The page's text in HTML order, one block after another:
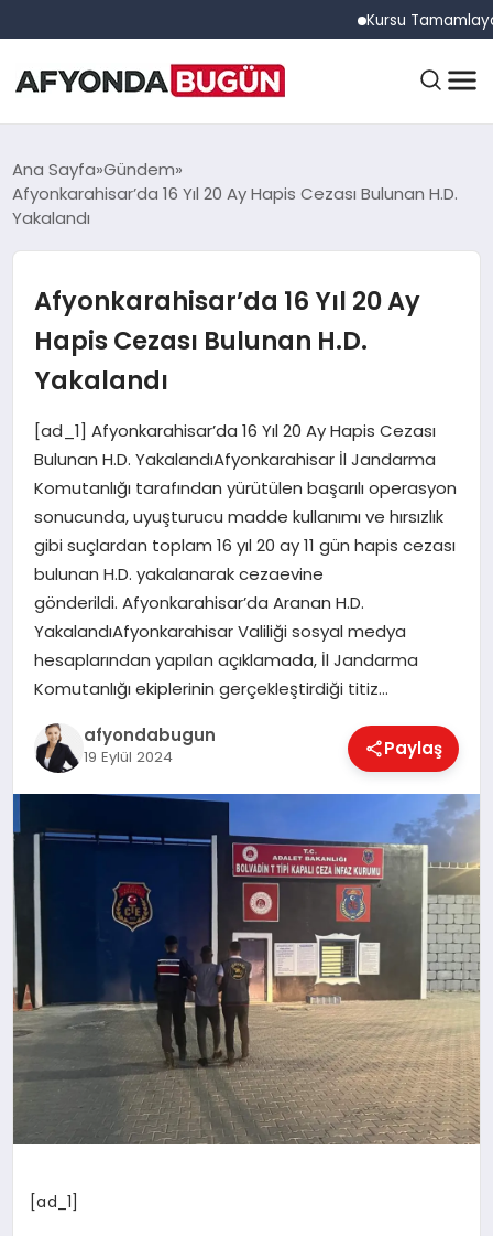
Kursu Tamamlayan
ANASAYFA
GÜNDEM
EĞITIM
EKONOMI
MAGAZIN
SAĞLIK
SIYASET
YAŞAM
Ana Sayfa Gündem
Afyonkarahisar’da 16 Yıl 20 Ay Hapis Cezası Bulunan H.D.
Yakalandı
Afyonkarahisar’da 16 Yıl 20 Ay
Hapis Cezası Bulunan H.D.
Yakalandı
[ad_1] Afyonkarahisar’da 16 Yıl 20 Ay Hapis Cezası
Bulunan H.D. YakalandıAfyonkarahisar İl Jandarma
Komutanlığı tarafından yürütülen başarılı operasyon
sonucunda, uyuşturucu madde kullanımı ve hırsızlık
gibi suçlardan toplam 16 yıl 20 ay 11 gün hapis cezası
bulunan H.D. yakalanarak cezaevine
gönderildi. Afyonkarahisar’da Aranan H.D.
YakalandıAfyonkarahisar Valiliği sosyal medya
hesaplarından yapılan açıklamada, İl Jandarma
Komutanlığı ekiplerinin gerçekleştirdiği titiz…
afyondabugun
19 Eylül 2024 Paylaş
[ad_1]